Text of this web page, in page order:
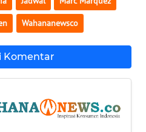
Wahananewsco
Komentar